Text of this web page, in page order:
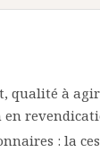
qualité à
: la